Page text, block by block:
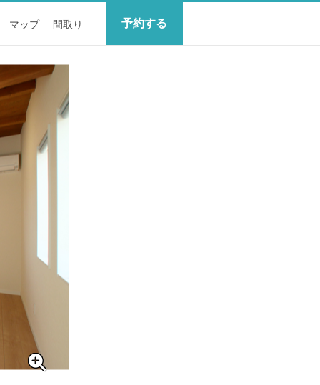
マップ 間取り 予約する